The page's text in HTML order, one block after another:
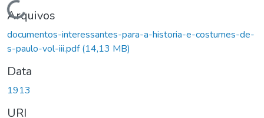
Carregando...
Arquivos
documentos-interessantes-para-a-historia-e-costumes-de-
s-paulo-vol-iii.pdf(14,13 MB)
Data
1913
URI